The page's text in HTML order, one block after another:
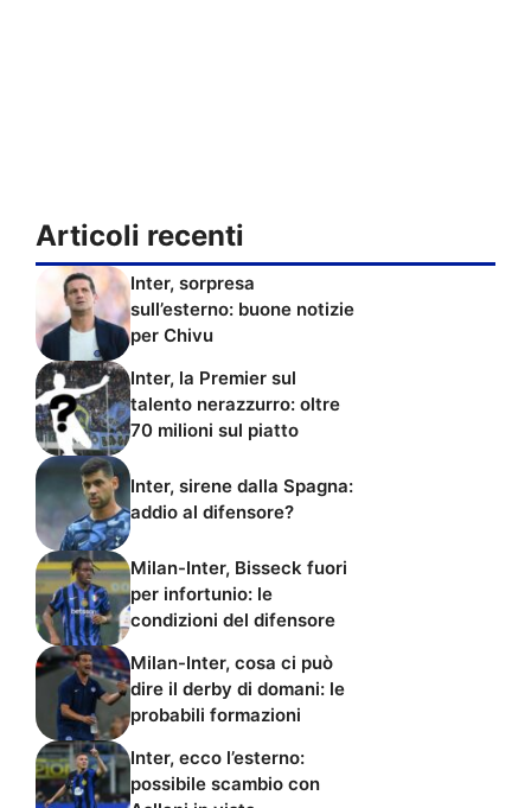
Articoli recenti
Inter, sorpresa
sull’esterno: buone notizie
per Chivu
Inter, la Premier sul
talento nerazzurro: oltre
70 milioni sul piatto
Inter, sirene dalla Spagna:
addio al difensore?
Milan-Inter, Bisseck fuori
per infortunio: le
condizioni del difensore
Milan-Inter, cosa ci può
dire il derby di domani: le
probabili formazioni
Inter, ecco l’esterno:
possibile scambio con